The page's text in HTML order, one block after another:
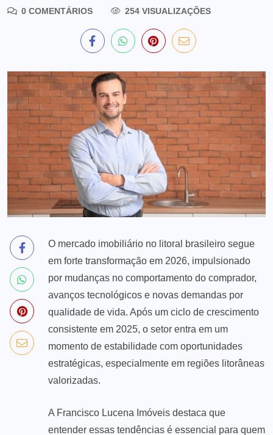
0 COMENTÁRIOS
254 VISUALIZAÇÕES
O mercado imobiliário no litoral brasileiro segue
em forte transformação em 2026, impulsionado
por mudanças no comportamento do comprador,
avanços tecnológicos e novas demandas por
qualidade de vida. Após um ciclo de crescimento
consistente em 2025, o setor entra em um
momento de estabilidade com oportunidades
estratégicas, especialmente em regiões litorâneas
valorizadas.
A Francisco Lucena Imóveis destaca que
entender essas tendências é essencial para quem